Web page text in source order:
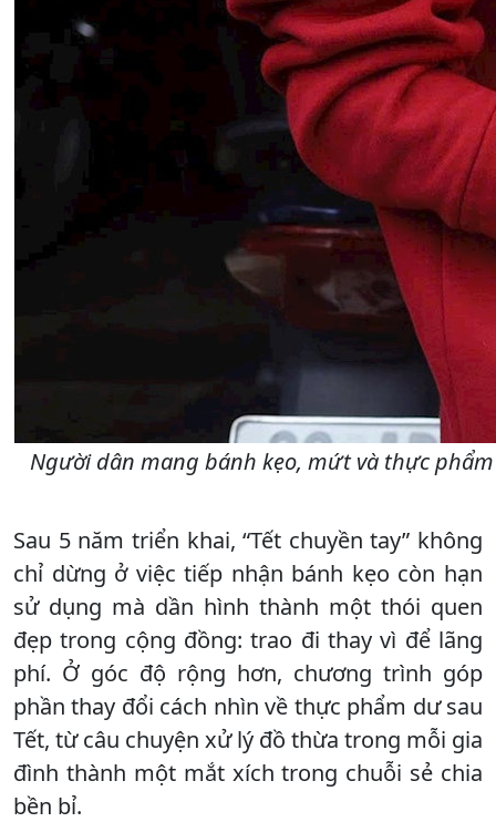
Người dân mang bánh kẹo, mứt và thực
Sau 5 năm triển khai, “Tết chuyền tay” không
chỉ dừng ở việc tiếp nhận bánh kẹo còn hạn
sử dụng mà dần hình thành một thói quen
đẹp trong cộng đồng: trao đi thay vì để lãng
phí. Ở góc độ rộng hơn, chương trình góp
phần thay đổi cách nhìn về thực phẩm dư sau
Tết, từ câu chuyện xử lý đồ thừa trong mỗi gia
đình thành một mắt xích trong chuỗi sẻ chia
bền bỉ.